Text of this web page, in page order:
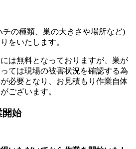
チの種類、巣の大きさや場所など)
をいたします。
は無料となっておりますが、巣が
ては現場の被害状況を確認する為
必要となり、お見積もり作業自体
ございます。
開始